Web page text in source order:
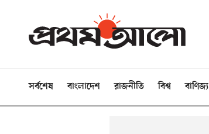
সর্বশেষ বাংলাদেশ রাজনীতি বিশ্ব বাণিজ্য